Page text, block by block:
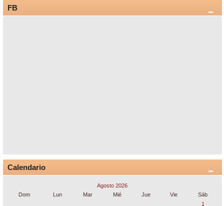
FB
Calendario
Agosto 2026
Dom
Lun Mar Mié Jue Vie
Sáb
1